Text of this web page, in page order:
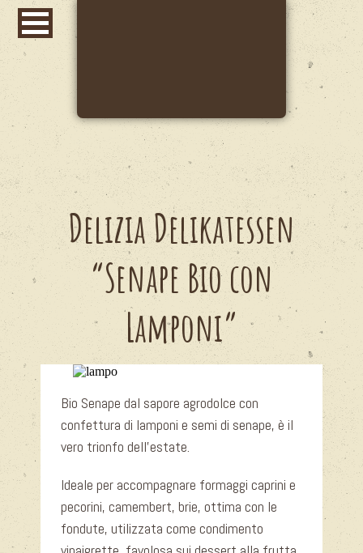
Delizia Delikatessen
“Senape Bio con
Lamponi”
Bio Senape dal sapore agrodolce con
confettura di lamponi e semi di senape, è il
vero trionfo dell’estate.
Ideale per accompagnare formaggi caprini e
pecorini, camembert, brie, ottima con le
fondute, utilizzata come condimento